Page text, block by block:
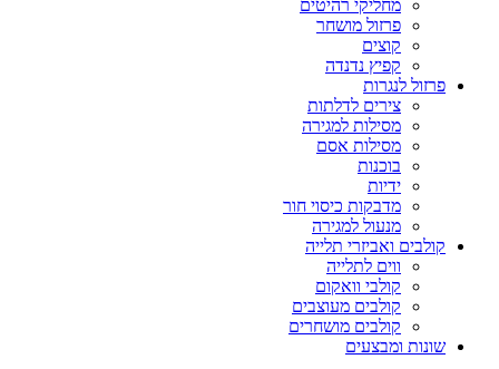
מחליקי רהיטים
פרזול מושחר
קוצים
קפיץ נדנדה
פרזול לנגרות
צירים לדלתות
מסילות למגירה
מסילות אסם
בוכנות
ידיות
מדבקות כיסוי חור
מנעול למגירה
קולבים ואביזרי תלייה
ווים לתלייה
קולבי וואקום
קולבים מעוצבים
קולבים מושחרים
שונות ומבצעים